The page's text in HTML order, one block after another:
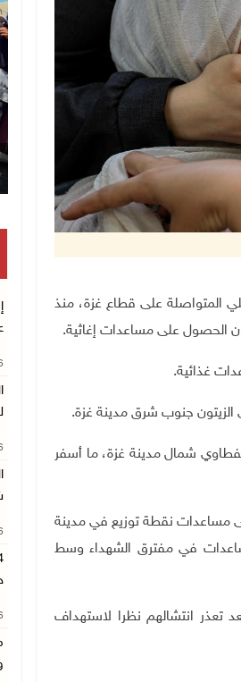
المتواصلة على قطاع غزة، منذ
الحصول على مساعدات إغاثية.
جنوب شرق مدينة غزة.
شمال مدينة غزة، ما أسفر
مساعدات نقطة توزيع في مدينة
في مفترق الشهداء وسط
تعذر انتشالهم نظرا لاستهداف
متفوقين بالثانوية العامة في